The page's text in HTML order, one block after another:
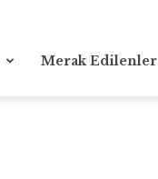
Merak Edilenler